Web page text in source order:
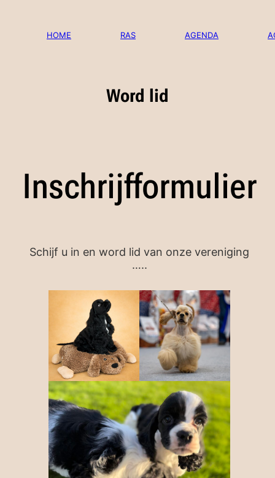
HOME RAS AGENDA
Word lid
Inschrijfformulier
Schijf u in en word lid van onze vereniging
…..